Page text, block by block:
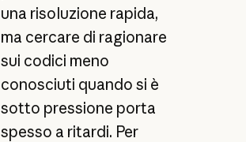
una risoluzione rapida,
ma cercare di ragionare
sui codici meno
conosciuti quando si è
sotto pressione porta
spesso a ritardi. Per